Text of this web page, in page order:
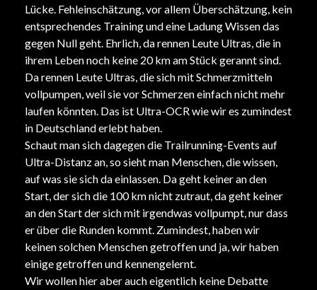
Lücke. Fehleinschätzung, vor allem Überschätzung, kein
entsprechendes Training und eine Ladung Wissen das
gegen Null geht. Ehrlich, da rennen Leute Ultras, die in
ihrem Leben noch keine 20 km am Stück gerannt sind.
Da rennen Leute Ultras, die sich mit Schmerzmitteln
vollpumpen, weil sie vor Schmerzen einfach nicht mehr
laufen könnten. Das ist Ultra-OCR wie wir es zumindest
in Deutschland erlebt haben.
Schaut man sich dagegen die Trailrunning-Events auf
Ultra-Distanz an, so sieht man Menschen, die wissen,
auf was sie sich da einlassen. Da geht keiner an den
Start, der sich die 100 km nicht zutraut, da geht keiner
an den Start der sich mit irgendwas vollpumpt, nur dass
er über die Runden kommt. Zumindest, haben wir
keinen solchen Menschen getroffen und ja, wir haben
einige getroffen und kennengelernt.
Wir wollen hier aber auch eigentlich keine Debatte